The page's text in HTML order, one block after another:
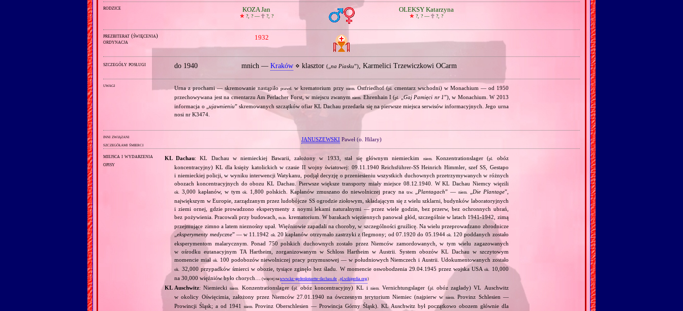
rodzice KOZA Jan
🞲 ?, ? — 🕆?, ?
OLEKSY Katarzyna
🞲 ?, ? —🕆 ?, ?
prezbiterat (święcenia)
ordynacja
1932
szczegóły posługi do 1940 mnich — Kraków⋄ klasztor („ na Piasku”), Karmelici Trzewiczkowi OCarm
uwagi Urna z prochami — skremowanie nastąpiłoprawd. w krematorium przy niem. Ostfriedhof (pl. cmentarz wschodni) w Monachium — od 1950
przechowywana jest na cmentarzu Am Perlacher Forst, w miejscu zwanymniem.Ehrenhain I (pl. „Gaj Pamięci nr 1”), w Monachium. W 2013
informacja o „ ujawnieniu” skremowanych szczątków ofiar KL Dachau przedarła się na pierwsze miejsca serwisów informacyjnych. Jego urna
nosi nr K3474.
inni związani
szczegółami śmierci
JANUSZEWSKI Paweł (o. Hilary)
miejsca i wydarzenia
opisy
KL Dachau: KL Dachau w niemieckiej Bawarii, założony w 1933, stał się głównym niemieckim niem. Konzentrationslager (pl.
obóz
koncentracyjny) KL dla księży katolickich w czasie II wojny światowej: 09.11.1940 Reichsführer‐SS Heinrich Himmler, szef SS, Gestapo
i niemieckiej policji, w wyniku interwencji Watykanu, podjął decyzję o przeniesieniu wszystkich duchownych przetrzymywanych w różnych
obozach koncentracyjnych do obozu KL Dachau. Pierwsze większe transporty miały miejsce 08.12.1940. W KL Dachau Niemcy więzili
ok. 3,000 kapłanów, w tymok. 1,800 polskich. Kapłanów zmuszano do niewolniczej pracy na tzw. Plantagach” —niem. Die Plantage”,
największym w Europie, zarządzanym przez ludobójcze SS ogrodzie ziołowym, składającym się z wielu szklarni, budynków laboratoryjnych
i ziemi ornej, gdzie prowadzono eksperymenty z noymi lekami naturalnymi — przez wiele godzin, bez przerw, bez ochronnych ubrań,
bez pożywienia. Pracowali przy budowach,m.in.
krematorium. W barakach więziennych panował głód, szczególnie w latach 1941‐1942, zimą
przejmujące zimno a latem nieznośny upał. Więźniowie zapadali na choroby, w szczególności gruźlicę. Na wielu przeprowadzano zbrodnicze
„eksperymenty medyczne” — w 11.1942 ok. 20 kapłanów otrzymało zastrzyki z flegmony; od 07.1920 do 05.1944 ok.
120 poddanych zostało
eksperymentom malarycznym. Ponad 750 polskich duchownych zostało przez Niemców zamordowanych, w tym wielu zagazowanych
w ośrodku eutanacyjnym TA Hartheim, zorganizowanym w Schloss Hartheim w Austrii. System obozów KL Dachau w szczytowym
momencie miałok. 100 podobozów niewolniczej pracy przymusowej — w południowych Niemczech i Austrii. Udokumentowanych zostało
ok. 32,000 przypadków śmierci w obozie, tysiące zginęło bez śladu. W momencie oswobodzenia 29.04.1945 przez wojska USAok.
10,000
na 30,000 więźniów było chorych…
(więcej na:www.kz-gedenkstaette-dachau.de ,pl.wikipedia.org)
KL Auschwitz: Niemieckiniem. Konzentrationslager (pl.obóz koncentracyjny) KL iniem. Vernichtungslager (pl.
obóz zagłady) VL Auschwitz
w okolicy Oświęcimia, założony przez Niemców 27.01.1940 na ówczesnym terytorium Niemiec (najpierw wniem.
Provinz Schlesien —
Prowincji Śląsk; a od 1941
niem.
Provinz Oberschlesien — Prowincja Górny Śląsk). KL Auschwitz był początkowo obozem głównie dla